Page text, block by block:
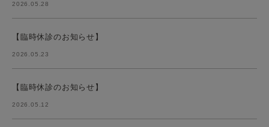
2026.05.28
【臨時休診のお知らせ】
2026.05.23
【臨時休診のお知らせ】
2026.05.12